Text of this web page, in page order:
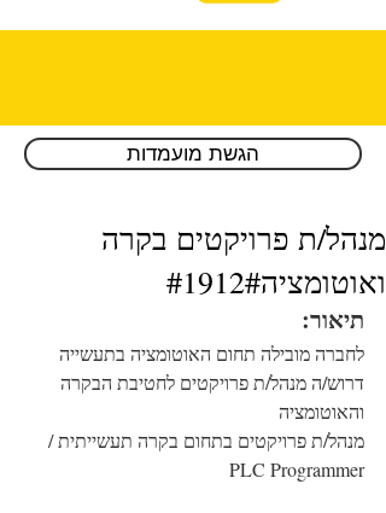
הגשת מועמדות
מנהל/ת פרויקטים בקרה
ואוטומציה#1912#
תיאור:
לחברה מובילה תחום האוטומציה בתעשייה
דרוש/ה מנהל/ת פרויקטים לחטיבת הבקרה
והאוטומציה
מנהל/ת פרויקטים בתחום בקרה תעשייתית /
PLC Programmer